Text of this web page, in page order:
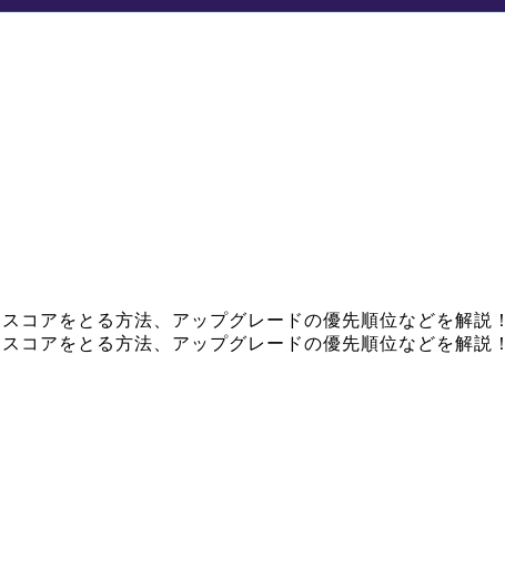
コアをとる方法、アップグレードの優先順位などを解説
コアをとる方法、アップグレードの優先順位などを解説